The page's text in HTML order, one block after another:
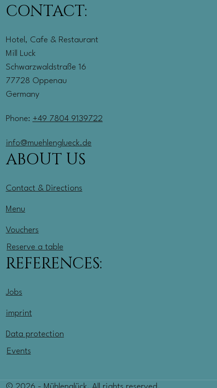
CONTACT:
Hotel, Cafe & Restaurant
Mill Luck
Schwarzwaldstraße 16
77728 Oppenau
Germany
Phone: +49 7804 9139722
info@muehlenglueck.de
ABOUT US
Contact & Directions
Menu
Vouchers
Reserve a table
REFERENCES:
Jobs
imprint
Data protection
Events